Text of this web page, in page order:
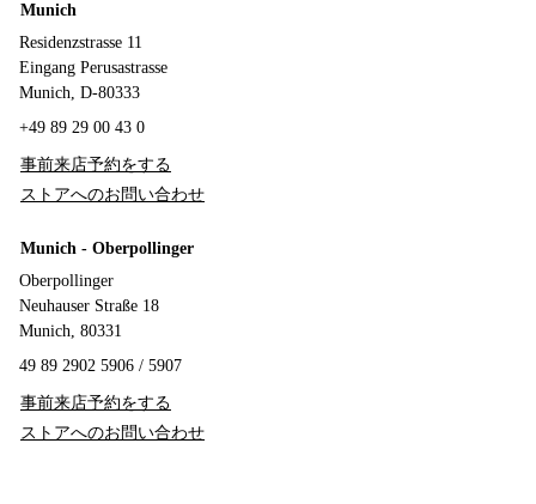
Munich
Residenzstrasse 11
Eingang Perusastrasse
Munich, D-80333
+49 89 29 00 43 0
事前来店予約をする
ストアへのお問い合わせ
Munich - Oberpollinger
Oberpollinger
Neuhauser Straße 18
Munich, 80331
49 89 2902 5906 / 5907
事前来店予約をする
ストアへのお問い合わせ